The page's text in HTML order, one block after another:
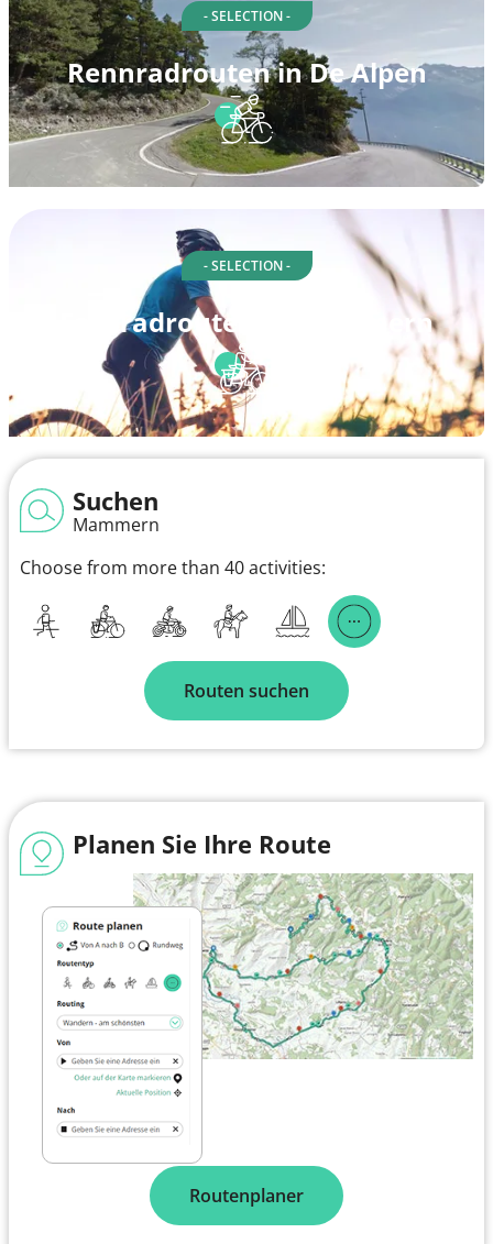
- SELECTION -
Rennradrouten in De Alpen
- SELECTION -
Fahrradrouten in Mammern
Suchen
Mammern
Choose from more than 40 activities:
Routen suchen
Planen Sie Ihre Route
Routenplaner